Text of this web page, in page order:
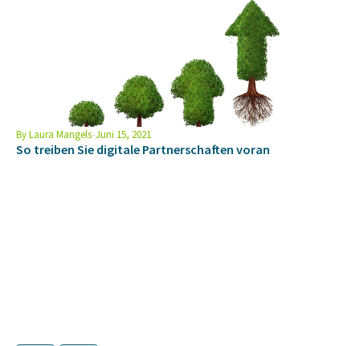
ByLaura Mangels Juni 15, 2021
So treiben Sie digitale Partnerschaften voran